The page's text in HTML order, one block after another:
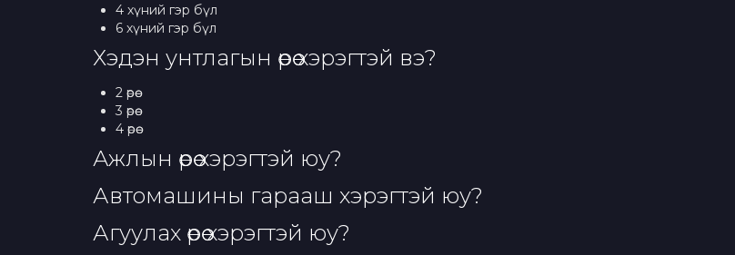
4 хүний гэр бүл
6 хүний гэр бүл
Хэдэн унтлагын өрөө хэрэгтэй вэ?
2 өрөө
3 өрөө
4 өрөө
Ажлын өрөө хэрэгтэй юу?
Автомашины гарааш хэрэгтэй юу?
Агуулах өрөө хэрэгтэй юу?